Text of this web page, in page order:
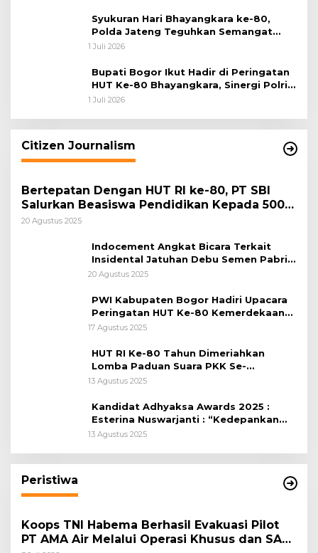
Syukuran Hari Bhayangkara ke-80,
Polda Jateng Teguhkan Semangat
Pengabdian dan Pererat Kebersamaan
1 Juli 2026
Bupati Bogor Ikut Hadir di Peringatan
HUT Ke-80 Bhayangkara, Sinergi Polri
dan Pemkab Bogor Jadi Kunci Menjaga
1 Juli 2026
Citizen Journalism
Bertepatan Dengan HUT RI ke-80, PT SBI
Salurkan Beasiswa Pendidikan Kepada 500
Pelajar
20 Agustus 2025
Indocement Angkat Bicara Terkait
Insidental Jatuhan Debu Semen Pabrik
Citeureup
20 Agustus 2025
PWI Kabupaten Bogor Hadiri Upacara
Peringatan HUT Ke-80 Kemerdekaan
RI, di Lapangan Tegar Beriman
17 Agustus 2025
HUT RI Ke-80 Tahun Dimeriahkan
Lomba Paduan Suara PKK Se-
Kabupaten Bogor
13 Agustus 2025
Kandidat Adhyaksa Awards 2025 :
Esterina Nuswarjanti : “Kedepankan
Keadilan Restoratif Wujudkan
13 Agustus 2025
Peristiwa
Koops TNI Habema Berhasil Evakuasi Pilot
PT AMA Air Melalui Operasi Khusus dan SAR